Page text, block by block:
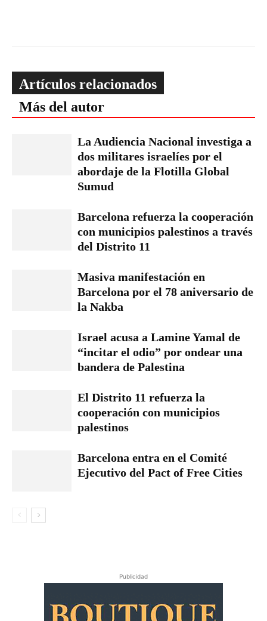
Artículos relacionados
Más del autor
La Audiencia Nacional investiga a
dos militares israelíes por el
abordaje de la Flotilla Global
Sumud
Barcelona refuerza la cooperación
con municipios palestinos a través
del Distrito 11
Masiva manifestación en
Barcelona por el 78 aniversario de
la Nakba
Israel acusa a Lamine Yamal de
“incitar el odio” por ondear una
bandera de Palestina
El Distrito 11 refuerza la
cooperación con municipios
palestinos
Barcelona entra en el Comité
Ejecutivo del Pact of Free Cities
Publicidad